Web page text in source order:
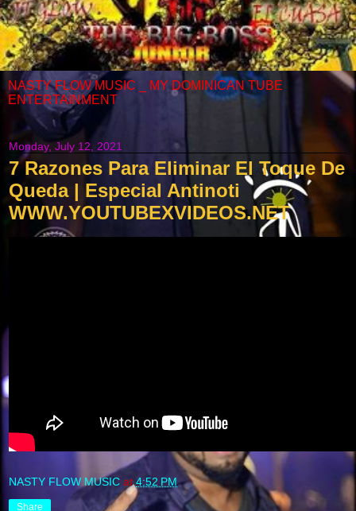
NASTY FLOW MUSIC _ MY DOMINICAN TUBE
ENTERTAINMENT
Monday, July 12, 2021
7 Razones Para Eliminar El Toque De
Queda | Especial Antinoti
WWW.YOUTUBEXVIDEOS.NET
NASTY FLOW MUSIC at4:52 PM
Share